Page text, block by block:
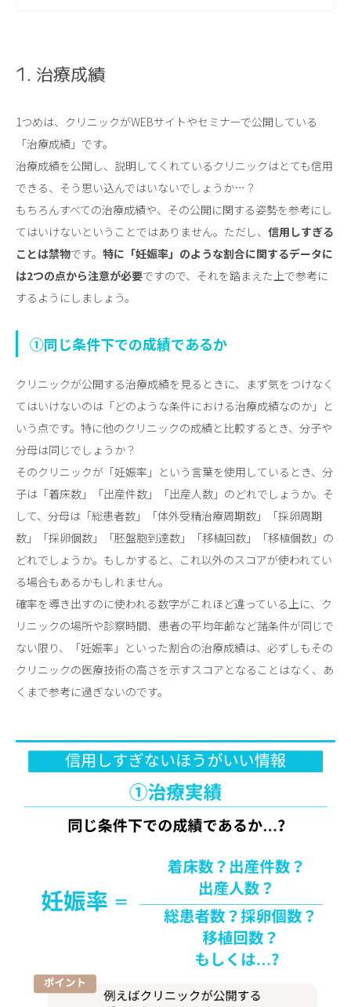
1. 治療成績
1つめは、クリニックがWEBサイトやセミナーで公開している
「治療成績」です。
治療成績を公開し、説明してくれているクリニックはとても信用
できる、そう思い込んではいないでしょうか…？
もちろんすべての治療成績や、その公開に関する姿勢を参考にし
てはいけないということではありません。ただし、 信用しすぎる
ことは禁物です。 特に「妊娠率」のような割合に関するデータに
は2つの点から注意が必要ですので、それを踏まえた上で参考に
するようにしましょう。
①同じ条件下での成績であるか
クリニックが公開する治療成績を見るときに、まず気をつけなく
てはいけないのは「どのような条件における治療成績なのか」と
いう点です。特に他のクリニックの成績と比較するとき、分子や
分母は同じでしょうか？
そのクリニックが「妊娠率」という言葉を使用しているとき、分
子は「着床数」「出産件数」「出産人数」のどれでしょうか。そ
して、分母は「総患者数」「体外受精治療周期数」「採卵周期
数」「採卵個数」「胚盤胞到達数」「移植回数」「移植個数」の
どれでしょうか。もしかすると、これ以外のスコアが使われてい
る場合もあるかもしれません。
確率を導き出すのに使われる数字がこれほど違っている上に、ク
リニックの場所や診察時間、患者の平均年齢など諸条件が同じで
ない限り、「妊娠率」といった割合の治療成績は、必ずしもその
クリニックの医療技術の高さを示すスコアとなることはなく、あ
くまで参考に過ぎないのです。